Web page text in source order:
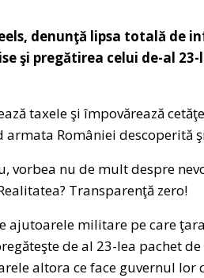
denunţă lipsa totală de
şi pregătirea celui de-al
taxele şi împovărează
armata României
vorbea nu de mult despre
Transparenţă zero!
ajutoarele militare pe care
de al 23-lea pachet
altora ce face guvernul lor